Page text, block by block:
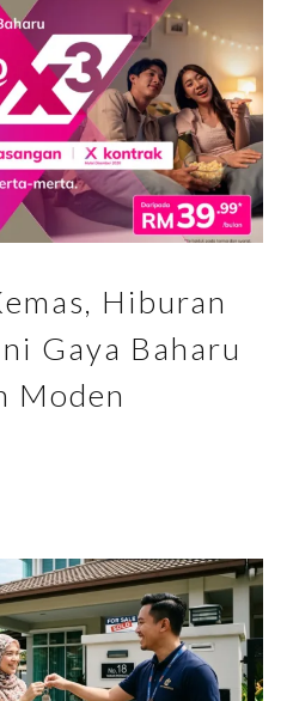
Hiburan
Gaya Baharu
Moden